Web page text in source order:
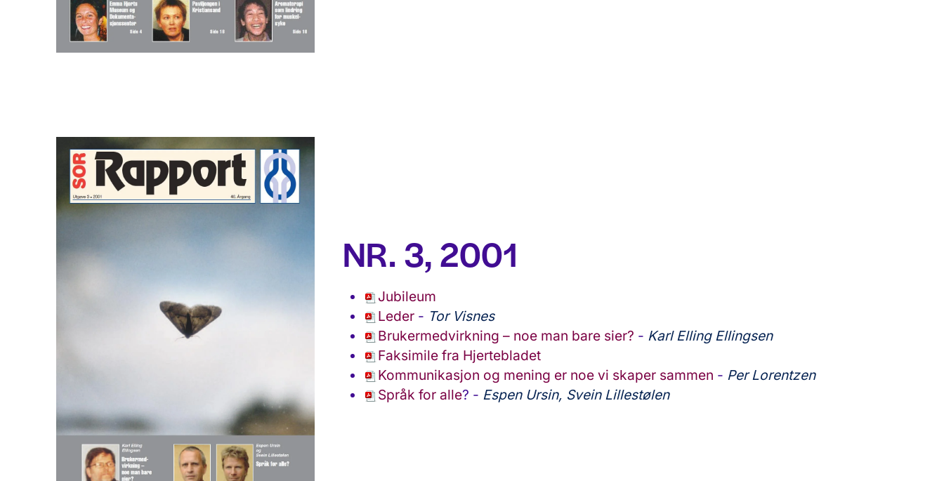
NR. 3, 2001
Jubileum
Leder - Tor Visnes
Brukermedvirkning – noe man bare sier? - Karl Elling Ellingsen
Faksimile fra Hjertebladet
Kommunikasjon og mening er noe vi skaper sammen - Per Lorentzen
Språk for alle? - Espen Ursin, Svein Lillestølen